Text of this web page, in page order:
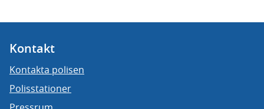
Kontakt
Kontakta polisen
Polisstationer